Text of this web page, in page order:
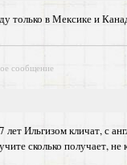
только в Мексике и
сообщение
Ильгизом кличат, с
сколько получает,